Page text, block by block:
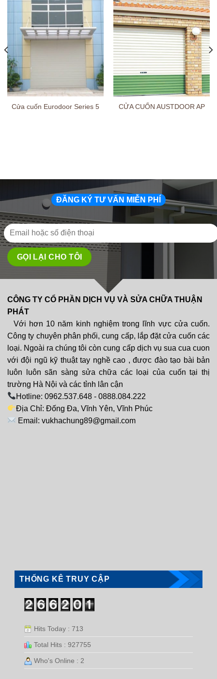
Cửa cuốn Eurodoor Series 5 CỬA CUỐN AUSTDOOR AP
ĐĂNG KÝ TƯ VẤN MIỄN PHÍ
CÔNG TY CỔ PHẦN DỊCH VỤ VÀ SỬA CHỮA THUẬN
PHÁT
Với hơn 10 năm kinh nghiệm trong lĩnh vực cửa cuốn.
Công ty chuyên phân phối, cung cấp, lắp đặt cửa cuốn các
loại. Ngoài ra chúng tôi còn cung cấp dịch vụ sua cua cuon
với đội ngũ kỹ thuật tay nghề cao , được đào tạo bài bản
luôn luôn sãn sàng sửa chữa các loại của cuốn tại thị
trường Hà Nội và các tỉnh lân cận
Hotline: 0962.537.648 - 0888.084.222
Địa Chỉ: Đống Đa, Vĩnh Yên, Vĩnh Phúc
Email: vukhachung89@gmail.com
THỐNG KÊ TRUY CẬP
Hits Today : 713
Total Hits : 927755
Who's Online : 2